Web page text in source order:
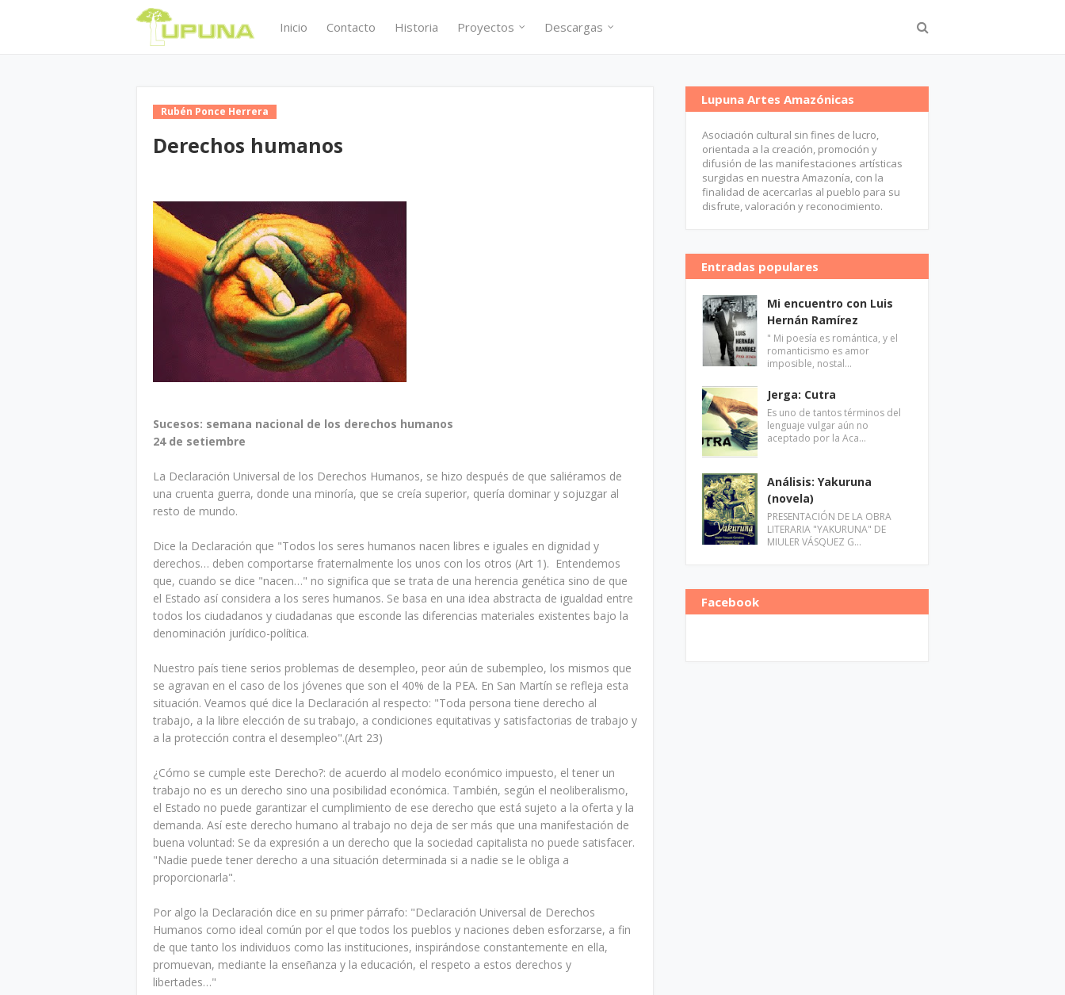
Inicio Contacto Historia Proyectos Descargas
Rubén Ponce Herrera
Derechos humanos
Sucesos: semana nacional de los derechos humanos
24 de setiembre
La Declaración Universal de los Derechos Humanos, se hizo después de que saliéramos de
una cruenta guerra, donde una minoría, que se creía superior, quería dominar y sojuzgar al
resto de mundo.
Dice la Declaración que "Todos los seres humanos nacen libres e iguales en dignidad y
derechos… deben comportarse fraternalmente los unos con los otros (Art 1). Entendemos
que, cuando se dice "nacen…" no significa que se trata de una herencia genética sino de que
el Estado así considera a los seres humanos. Se basa en una idea abstracta de igualdad entre
todos los ciudadanos y ciudadanas que esconde las diferencias materiales existentes bajo la
denominación jurídico-política.
Nuestro país tiene serios problemas de desempleo, peor aún de subempleo, los mismos que
se agravan en el caso de los jóvenes que son el 40% de la PEA. En San Martín se refleja esta
situación. Veamos qué dice la Declaración al respecto: "Toda persona tiene derecho al
trabajo, a la libre elección de su trabajo, a condiciones equitativas y satisfactorias de trabajo y
a la protección contra el desempleo".(Art 23)
¿Cómo se cumple este Derecho?: de acuerdo al modelo económico impuesto, el tener un
trabajo no es un derecho sino una posibilidad económica. También, según el neoliberalismo,
el Estado no puede garantizar el cumplimiento de ese derecho que está sujeto a la oferta y la
demanda. Así este derecho humano al trabajo no deja de ser más que una manifestación de
buena voluntad: Se da expresión a un derecho que la sociedad capitalista no puede satisfacer.
"Nadie puede tener derecho a una situación determinada si a nadie se le obliga a
proporcionarla".
Por algo la Declaración dice en su primer párrafo: "Declaración Universal de Derechos
Humanos como ideal común por el que todos los pueblos y naciones deben esforzarse, a fin
de que tanto los individuos como las instituciones, inspirándose constantemente en ella,
promuevan, mediante la enseñanza y la educación, el respeto a estos derechos y
libertades…"
Lupuna Artes Amazónicas
Asociación cultural sin fines de lucro,
orientada a la creación, promoción y
difusión de las manifestaciones artísticas
surgidas en nuestra Amazonía, con la
finalidad de acercarlas al pueblo para su
disfrute, valoración y reconocimiento.
Entradas populares
Mi encuentro con Luis
Hernán Ramírez
" Mi poesía es romántica, y el
romanticismo es amor
imposible, nostal…
Jerga: Cutra
Es uno de tantos términos del
lenguaje vulgar aún no
aceptado por la Aca…
Análisis: Yakuruna
(novela)
PRESENTACIÓN DE LA OBRA
LITERARIA "YAKURUNA" DE
MIULER VÁSQUEZ G…
Facebook